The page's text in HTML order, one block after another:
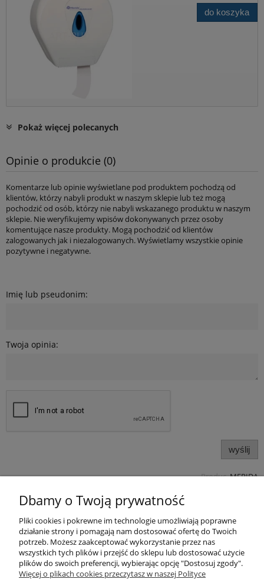
do koszyka
Pokaż więcej polecanych
Opinie o produkcie (0)
Komentarze lub opinie wyświetlane pod produktem pochodzą od
klientów, którzy nabyli produkt w naszym sklepie lub też mogą
pochodzić od osób, którzy nie nabyli wskazanego produktu w naszym
sklepie. Nie weryfikujemy wpisów dokonywanych przez osoby
komentujące nasze produkty. Mogą pochodzić od klientów
zalogowanych jak i niezalogowanych. Wyświetlamy wszystkie opinie
pozytywne i negatywne.
Imię lub pseudonim:
Twoja opinia:
wyślij
Produc.MERIDA
Produkty
Kategorie bloga
Dbamy o Twoją prywatność
Pliki cookies i pokrewne im technologie umożliwiają poprawne
działanie strony i pomagają nam dostosować ofertę do Twoich
potrzeb. Możesz zaakceptować wykorzystanie przez nas
wszystkich tych plików i przejść do sklepu lub dostosować użycie
plików do swoich preferencji, wybierając opcję "Dostosuj zgody".
Więcej o plikach cookies przeczytasz w naszej Polityce